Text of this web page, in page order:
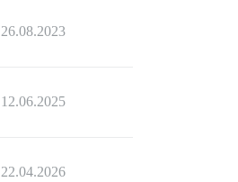
26.08.2023
12.06.2025
22.04.2026